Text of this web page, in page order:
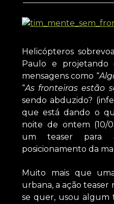
Helicópteros
Paulo e
mensagens como “
“As fronteiras estão
sendo abduzido?
que está dando o
noite de ontem (10/
um teaser para
posicionamento da
Muito mais que
urbana, a ação teaser
se quer, usou algum